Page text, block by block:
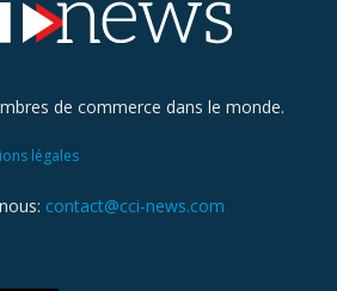
de commerce dans le monde.
légales
contact@cci-news.com